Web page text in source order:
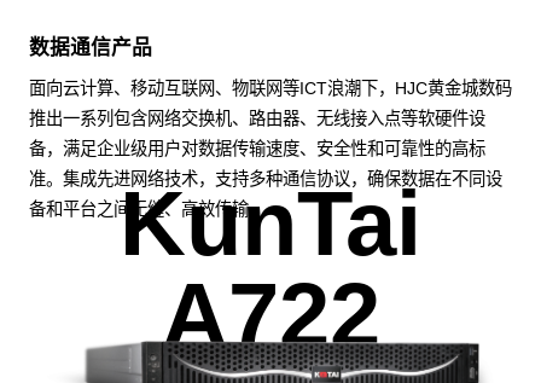
数据通信产品
面向云计算、移动互联网、物联网等ICT浪潮下，HJC黄金城数码
推出一系列包含网络交换机、路由器、无线接入点等软硬件设
备，满足企业级用户对数据传输速度、安全性和可靠性的高标
准。集成先进网络技术，支持多种通信协议，确保数据在不同设
备和平台之间无缝、高效传输。
KunTai
A722